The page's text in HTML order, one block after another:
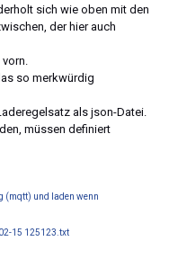
sich wie oben mit den
der hier auch
so merkwürdig
als json-Datei.
müssen definiert
(mqtt) und laden wenn
15 125123.txt